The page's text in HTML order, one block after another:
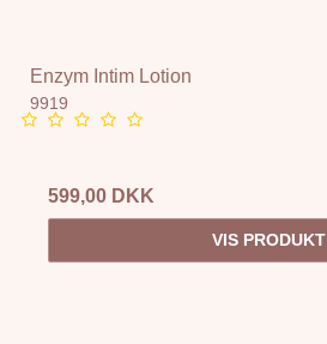
Enzym Intim Lotion
9919
599,00 DKK
VIS PRODUKT